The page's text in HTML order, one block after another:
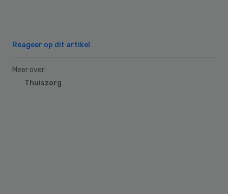
Reageer op dit artikel
Meer over:
Thuiszorg